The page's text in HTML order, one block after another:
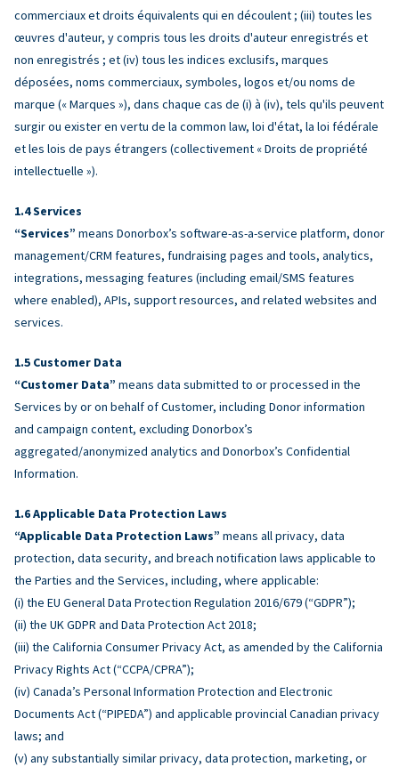
commerciaux et droits équivalents qui en découlent ; (iii) toutes les
œuvres d'auteur, y compris tous les droits d'auteur enregistrés et
non enregistrés ; et (iv) tous les indices exclusifs, marques
déposées, noms commerciaux, symboles, logos et/ou noms de
marque (« Marques »), dans chaque cas de (i) à (iv), tels qu'ils peuvent
surgir ou exister en vertu de la common law, loi d'état, la loi fédérale
et les lois de pays étrangers (collectivement « Droits de propriété
intellectuelle »).
Services
“Services” means Donorbox’s software-as-a-service platform, donor
management/CRM features, fundraising pages and tools, analytics,
integrations, messaging features (including email/SMS features
where enabled), APIs, support resources, and related websites and
services.
Customer Data
“Customer Data” means data submitted to or processed in the
Services by or on behalf of Customer, including Donor information
and campaign content, excluding Donorbox’s
aggregated/anonymized analytics and Donorbox’s Confidential
Information.
Applicable Data Protection Laws
“Applicable Data Protection Laws” means all privacy, data
protection, data security, and breach notification laws applicable to
the Parties and the Services, including, where applicable:
(i) the EU General Data Protection Regulation 2016/679 (“GDPR”);
(ii) the UK GDPR and Data Protection Act 2018;
(iii) the California Consumer Privacy Act, as amended by the California
Privacy Rights Act (“CCPA/CPRA”);
(iv) Canada’s Personal Information Protection and Electronic
Documents Act (“PIPEDA”) and applicable provincial Canadian privacy
laws; and
(v) any substantially similar privacy, data protection, marketing, or